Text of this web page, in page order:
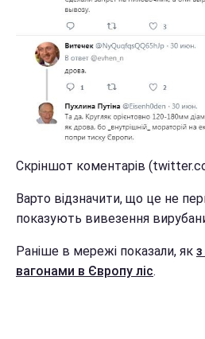
Скріншот коментарів
Варто відзначити, що це не
показують вивезення
Раніше в мережі показали, як
вагонами в Європу ліс.